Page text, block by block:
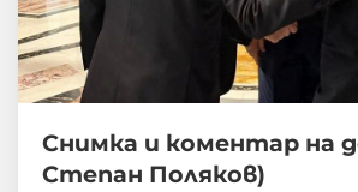
Снимка и коментар на
Степан Поляков)